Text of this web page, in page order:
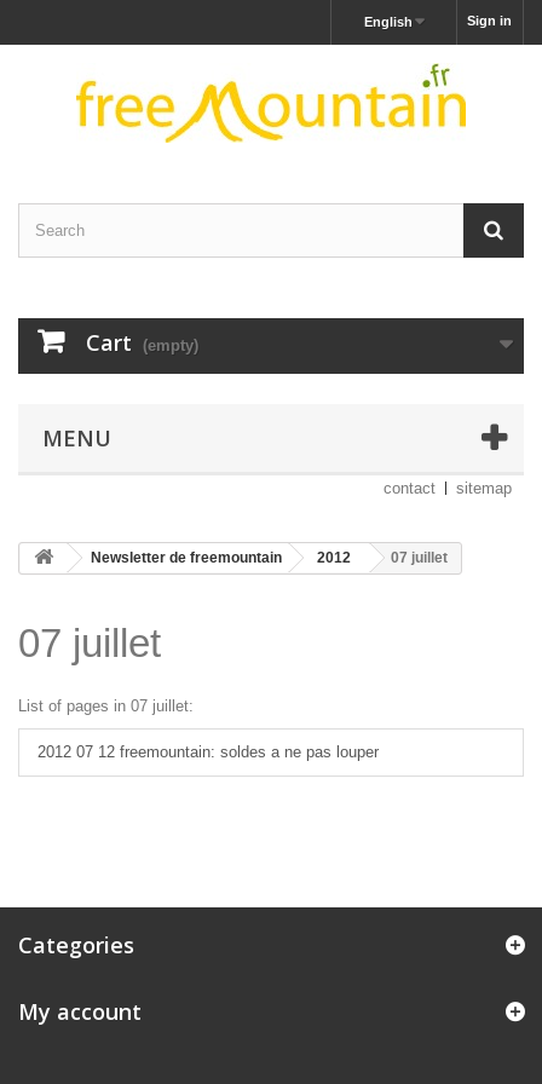
Sign in
English
Cart (empty)
MENU
contact sitemap
Newsletter de freemountain 2012 07 juillet
07 juillet
List of pages in 07 juillet:
2012 07 12 freemountain: soldes a ne pas louper
Categories
My account